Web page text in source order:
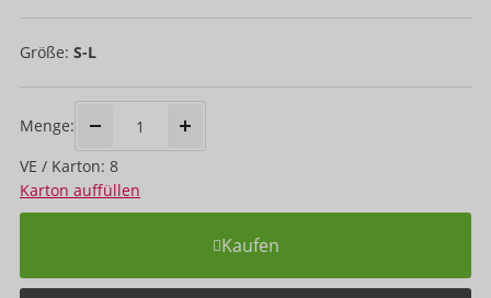
Größe: S-L
Menge:
VE / Karton: 8
Karton auffüllen
Kaufen